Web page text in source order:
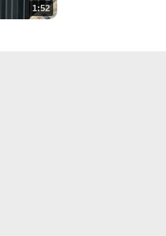
1:52